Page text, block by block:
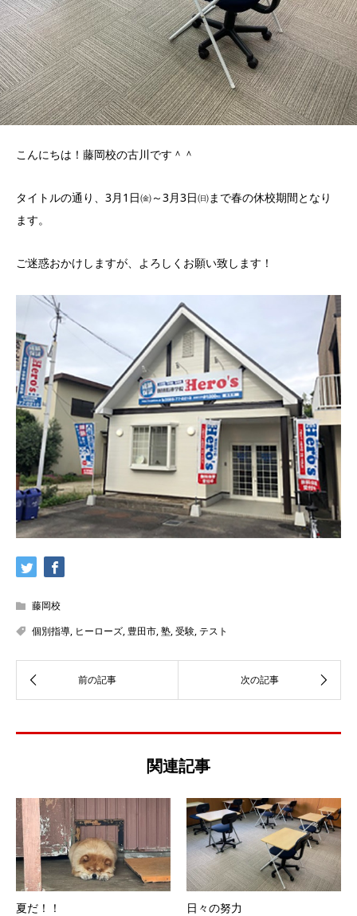
こんにちは！藤岡校の古川です＾＾
タイトルの通り、3月1日㈮～3月3日㈰まで春の休校期間となり
ます。
ご迷惑おかけしますが、よろしくお願い致します！
藤岡校
個別指導, ヒーローズ, 豊田市,塾,受験,テスト
関連記事
夏だ！！ 日々の努力